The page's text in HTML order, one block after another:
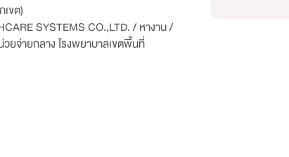
เขต)
SYSTEMS CO.,LTD./หางาน/
ยจ่ายกลาง โรงพยาบาลเขตพื้นที่